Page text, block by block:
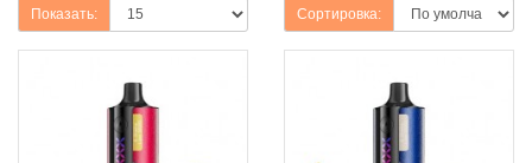
Сортировка:
Показать: